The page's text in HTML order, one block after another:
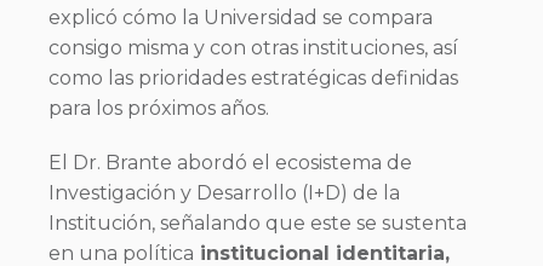
explicó cómo la Universidad se compara
consigo misma y con otras instituciones, así
como las prioridades estratégicas definidas
para los próximos años.
El Dr. Brante abordó el ecosistema de
Investigación y Desarrollo (I+D) de la
Institución, señalando que este se sustenta
en una política institucional identitaria,